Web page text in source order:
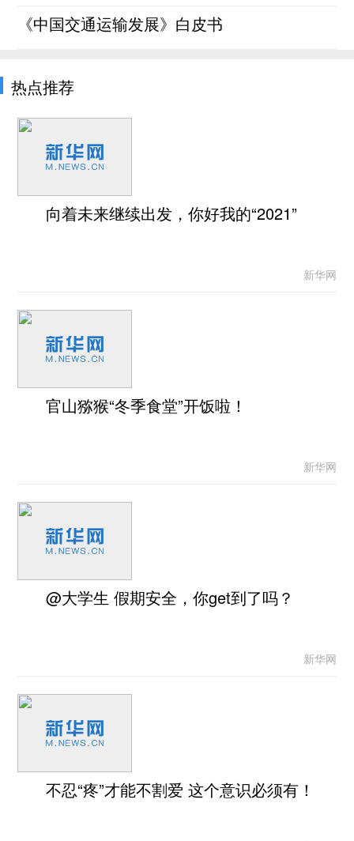
《中国交通运输发展》白皮书
热点推荐
向着未来继续出发，你好我的“2021”
新华网
官山猕猴“冬季食堂”开饭啦！
新华网
@大学生 假期安全，你get到了吗？
新华网
不忍“疼”才能不割爱 这个意识必须有！